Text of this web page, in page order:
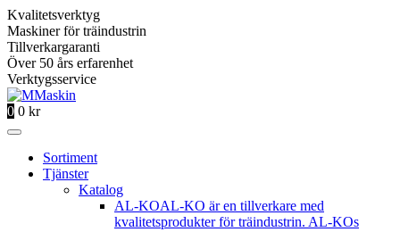
Kvalitetsverktyg
Maskiner för träindustrin
Tillverkargaranti
Över 50 års erfarenhet
Verktygsservice
0 0 kr
Sortiment
Tjänster
Katalog
AL-KOAL-KO är en tillverkare med
kvalitetsprodukter för träindustrin. AL-KOs